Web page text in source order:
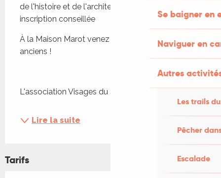
Se baigner en
Naviguer en
Autres
Les trails
Pêcher
Escalade
de l'histoire et de l'architecture rurale quercynoise.
inscription conseillée
À la Maison Marot venez découvrir les gestes
anciens !
L'association Visages du Ségala...
Lire la suite
Tarifs